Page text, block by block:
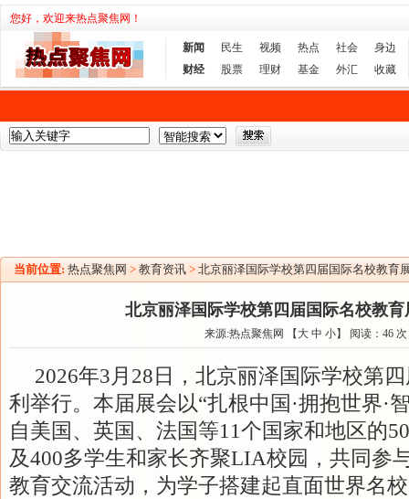
您好，欢迎来热点聚焦网！
新闻 民生 视频 热点 社会
身边
财经
股票 理财 基金 外汇 收藏
当前位置: 热点聚焦网 > 教育资讯 > 北京丽泽国际学校第四届国际名校教育
北京丽泽国际学校第四届国际名校教
来源:热点聚焦网 【 大 中 小】 阅读： 46 次
2026年3月28日，北京丽泽国际学校第
利举行。本届展会以“扎根中国·拥抱世界·
自美国、英国、法国等11个国家和地区的
及400多学生和家长齐聚LIA校园，共同参
教育交流活动，为学子搭建起直面世界名